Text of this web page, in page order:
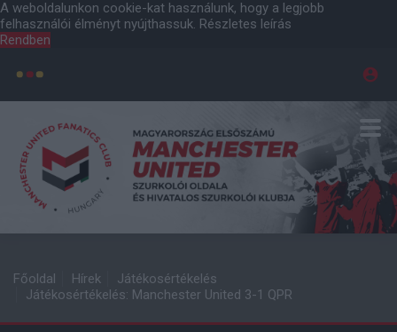
A weboldalunkon cookie-kat használunk, hogy a legjobb
felhasználói élményt nyújthassuk. Részletes leírás
Rendben
Főoldal Hírek
Játékosértékelés
Játékosértékelés: Manchester United 3-1 QPR